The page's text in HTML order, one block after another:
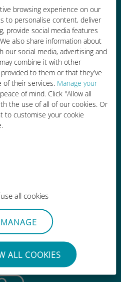
browsing experience on our
to personalise content, deliver
provide social media features
also share information about
our social media, advertising and
combine it with other
to them or that they've
of their services. Manage your
of mind. Click "Allow all
the use of all of our cookies. Or
to customise your cookie
all cookies
MANAGE
ALL COOKIES
cher que les
avec votre
habituel
facile
Ubigi, même sans
effort
retirer votre carte